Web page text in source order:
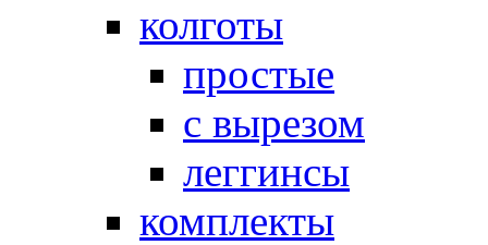
колготы
простые
с вырезом
леггинсы
комплекты